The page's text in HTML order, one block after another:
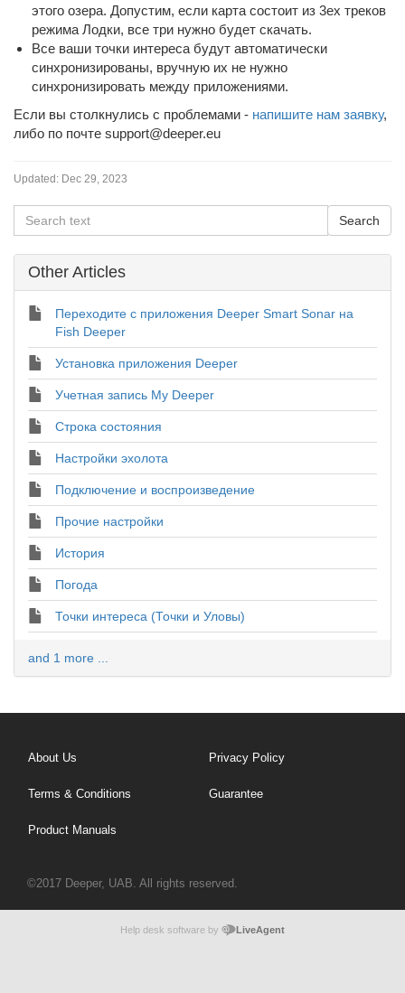
этого озера. Допустим, если карта состоит из 3ех треков
режима Лодки, все три нужно будет скачать.
Все ваши точки интереса будут автоматически
синхронизированы, вручную их не нужно
синхронизировать между приложениями.
Если вы столкнулись с проблемами - напишите нам заявку,
либо по почте support@deeper.eu
Updated: Dec 29, 2023
Other Articles
Переходите с приложения Deeper Smart Sonar на
Fish Deeper
Установка приложения Deeper
Учетная запись My Deeper
Строка состояния
Настройки эхолота
Подключение и воспроизведение
Прочие настройки
История
Погода
Точки интереса (Точки и Уловы)
and 1 more ...
About Us Privacy Policy
Terms & Conditions Guarantee
Product Manuals
©2017 Deeper, UAB. All rights reserved.
Help desk software by LiveAgent